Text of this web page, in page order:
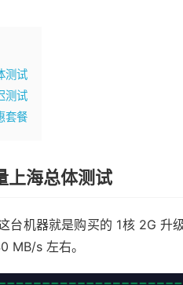
测试
测试
套餐
上海总体测试
台机器就是购买的 1核 2G
MB/s 左右。